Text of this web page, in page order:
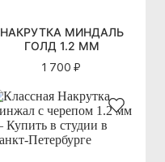
НАКРУТКА МИНДАЛЬ
ГОЛД 1.2 ММ
1 700 ₽